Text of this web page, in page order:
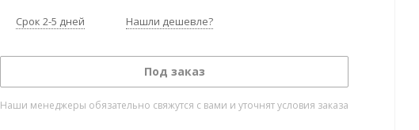
Срок 2-5 дней Нашли дешевле?
Под заказ
Наши менеджеры обязательно свяжутся с вами и уточнят условия заказа